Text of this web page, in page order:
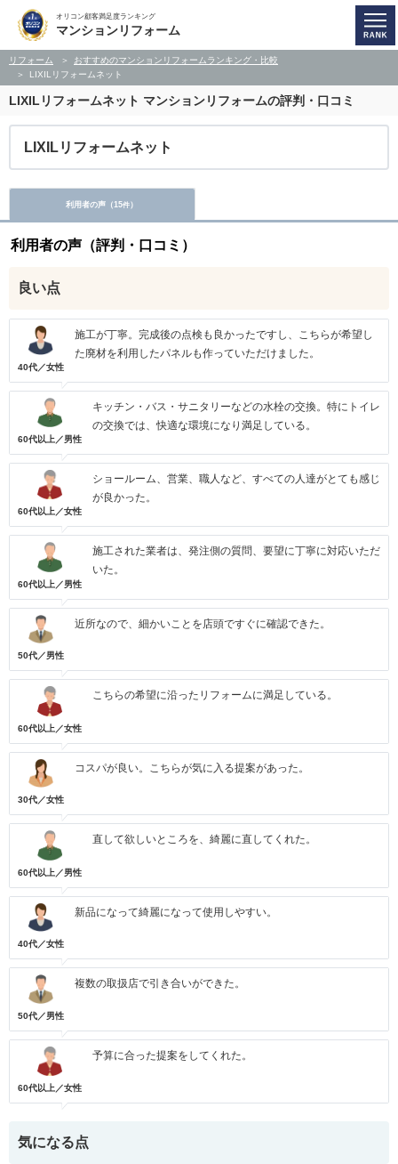
オリコン顧客満足度ランキング
マンションリフォーム
リフォーム
おすすめのマンションリフォームランキング・比較
LIXILリフォームネット
LIXILリフォームネット マンションリフォームの評判・口コミ
LIXILリフォームネット
利用者の声（15件）
利用者の声（評判・口コミ）
良い点
40代／女性
施工が丁寧。完成後の点検も良かったですし、こちらが希望し
た廃材を利用したパネルも作っていただけました。
60代以上／男性
キッチン・バス・サニタリーなどの水栓の交換。特にトイレ
の交換では、快適な環境になり満足している。
60代以上／女性
ショールーム、営業、職人など、すべての人達がとても感じ
が良かった。
60代以上／男性
施工された業者は、発注側の質問、要望に丁寧に対応いただ
いた。
50代／男性
近所なので、細かいことを店頭ですぐに確認できた。
60代以上／女性
こちらの希望に沿ったリフォームに満足している。
30代／女性
コスパが良い。こちらが気に入る提案があった。
60代以上／男性
直して欲しいところを、綺麗に直してくれた。
40代／女性
新品になって綺麗になって使用しやすい。
50代／男性
複数の取扱店で引き合いができた。
60代以上／女性
予算に合った提案をしてくれた。
気になる点